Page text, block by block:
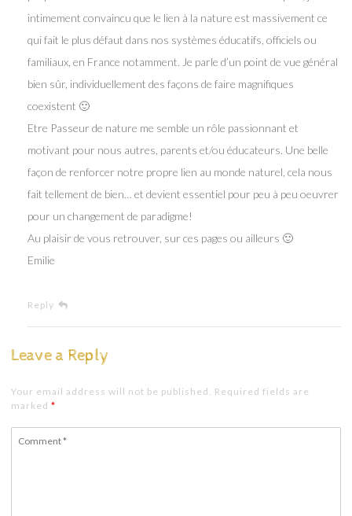
intimement convaincu que le lien à la nature est massivement ce
qui fait le plus défaut dans nos systèmes éducatifs, officiels ou
familiaux, en France notamment. Je parle d’un point de vue général
bien sûr, individuellement des façons de faire magnifiques
coexistent 🙂
Etre Passeur de nature me semble un rôle passionnant et
motivant pour nous autres, parents et/ou éducateurs. Une belle
façon de renforcer notre propre lien au monde naturel, cela nous
fait tellement de bien… et devient essentiel pour peu à peu oeuvrer
pour un changement de paradigme!
Au plaisir de vous retrouver, sur ces pages ou ailleurs 🙂
Emilie
Reply
Leave a Reply
Your email address will not be published. Required fields are
marked *